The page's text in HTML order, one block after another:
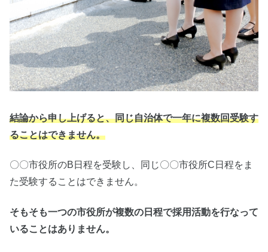
結論から申し上げると、同じ自治体で一年に複数回受験す
ることはできません。
〇〇市役所のB日程を受験し、同じ〇〇市役所C日程をま
た受験することはできません。
そもそも一つの市役所が複数の日程で採用活動を行なって
いることはありません。